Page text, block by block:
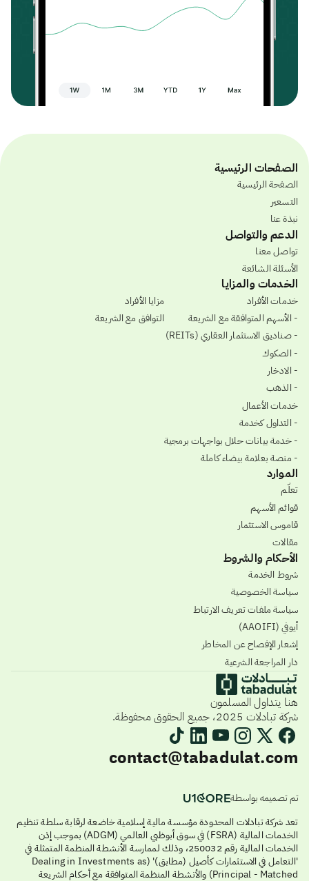
الصفحات الرئيسية
الصفحة الرئيسية
التسعير
نبذة عنا
الدعم والتواصل
تواصل معنا
الأسئلة الشائعة
الخدمات والمزايا
خدمات الأفراد
- الأسهم المتوافقة مع الشريعة
- صناديق الاستثمار العقاري (REITs)
- الصكوك
- الادخار
- الذهب
خدمات الأعمال
- التداول كخدمة
- خدمة بيانات حلال بواجهات برمجية
- منصة بعلامة بيضاء كاملة
مزايا الأفراد
التوافق مع الشريعة
الموارد
تعلّم
قوائم الأسهم
قاموس الاستثمار
مقالات
الأحكام والشروط
شروط الخدمة
سياسة الخصوصية
سياسة ملفات تعريف الارتباط
أيوفي (AAOIFI)
إشعار الإفصاح عن المخاطر
دار المراجعة الشرعية
هنا يتداول المسلمون
شركة تبادلات 2025، جميع الحقوق محفوظة.
contact@tabadulat.com
تم تصميمه بواسطة
تعد شركة تبادلات المحدودة مؤسسة مالية إسلامية خاضعة لرقابة سلطة تنظيم
الخدمات المالية (FSRA) في سوق أبوظبي العالمي (ADGM) بموجب إذن
الخدمات المالية رقم 250032، وذلك لممارسة الأنشطة المنظمة المتمثلة في
'التعامل في الاستثمارات كأصيل (مطابق)' (Dealing in Investments as
Principal - Matched) والأنشطة المنظمة المتوافقة مع أحكام الشريعة